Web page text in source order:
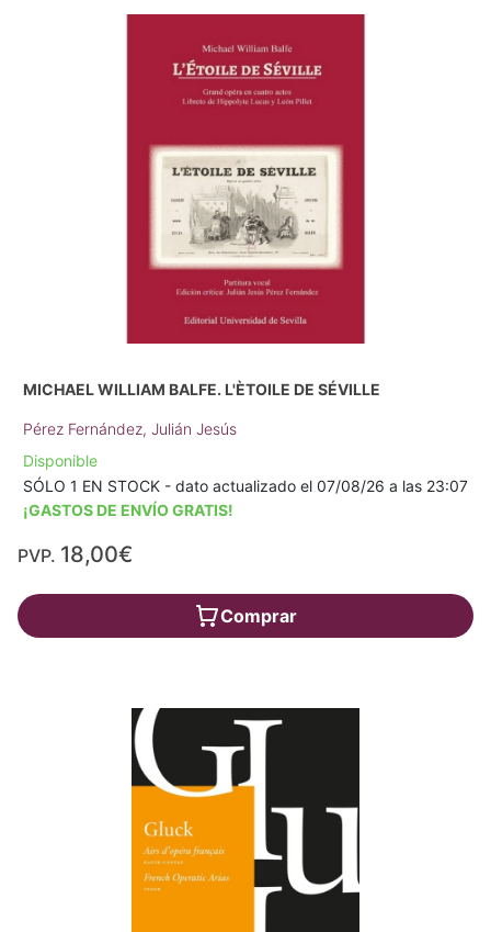
MICHAEL WILLIAM BALFE. L'ÈTOILE DE SÉVILLE
Pérez Fernández, Julián Jesús
Disponible
SÓLO 1 EN STOCK - dato actualizado el 07/08/26 a las 23:07
¡GASTOS DE ENVÍO GRATIS!
PVP. 18,00€
Comprar